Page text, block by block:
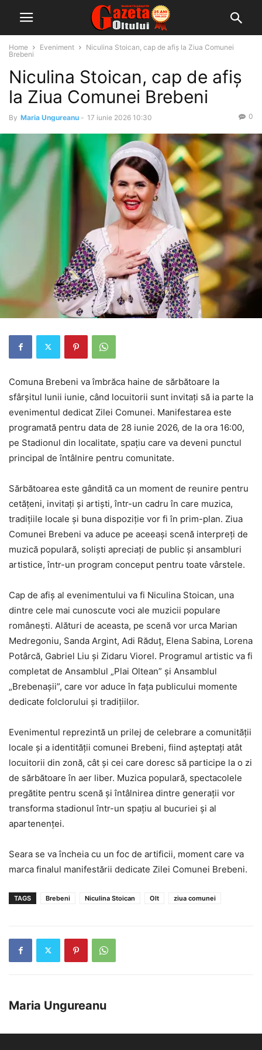
Home Eveniment
Niculina Stoican, cap de afiș la Ziua Comunei
Brebeni
Niculina Stoican, cap de afiș
la Ziua Comunei Brebeni
By Maria Ungureanu - 17 iunie 2026 10:30 0
Comuna Brebeni va îmbrăca haine de sărbătoare la
sfârșitul lunii iunie, când locuitorii sunt invitați să ia parte la
evenimentul dedicat Zilei Comunei. Manifestarea este
programată pentru data de 28 iunie 2026, de la ora 16:00,
pe Stadionul din localitate, spațiu care va deveni punctul
principal de întâlnire pentru comunitate.
Sărbătoarea este gândită ca un moment de reunire pentru
cetățeni, invitați și artiști, într-un cadru în care muzica,
tradițiile locale și buna dispoziție vor fi în prim-plan. Ziua
Comunei Brebeni va aduce pe aceeași scenă interpreți de
muzică populară, soliști apreciați de public și ansambluri
artistice, într-un program conceput pentru toate vârstele.
Cap de afiș al evenimentului va fi Niculina Stoican, una
dintre cele mai cunoscute voci ale muzicii populare
românești. Alături de aceasta, pe scenă vor urca Marian
Medregoniu, Sanda Argint, Adi Răduț, Elena Sabina, Lorena
Potârcă, Gabriel Liu și Zidaru Viorel. Programul artistic va fi
completat de Ansamblul „Plai Oltean” și Ansamblul
„Brebenașii”, care vor aduce în fața publicului momente
dedicate folclorului și tradițiilor.
Evenimentul reprezintă un prilej de celebrare a comunității
locale și a identității comunei Brebeni, fiind așteptați atât
locuitorii din zonă, cât și cei care doresc să participe la o zi
de sărbătoare în aer liber. Muzica populară, spectacolele
pregătite pentru scenă și întâlnirea dintre generații vor
transforma stadionul într-un spațiu al bucuriei și al
apartenenței.
Seara se va încheia cu un foc de artificii, moment care va
marca finalul manifestării dedicate Zilei Comunei Brebeni.
TAGS Brebeni Niculina Stoican Olt ziua comunei
Maria Ungureanu